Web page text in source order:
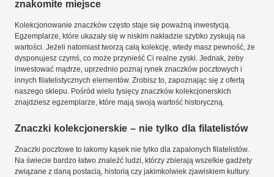
znakomite miejsce
Kolekcjonowanie znaczków często staje się poważną inwestycją.
Egzemplarze, które ukazały się w niskim nakładzie szybko zyskują na
wartości. Jeżeli natomiast tworzą całą kolekcję, wtedy masz pewność, że
dysponujesz czymś, co może przynieść Ci realne zyski. Jednak, żeby
inwestować mądrze, uprzednio poznaj rynek znaczków pocztowych i
innych filatelistycznych elementów. Zrobisz to, zapoznając się z ofertą
naszego sklepu. Pośród wielu tysięcy znaczków kolekcjonerskich
znajdziesz egzemplarze, które mają swoją wartość historyczną.
Znaczki kolekcjonerskie – nie tylko dla filatelistów
Znaczki pocztowe to łakomy kąsek nie tylko dla zapalonych filatelistów.
Na świecie bardzo łatwo znaleźć ludzi, którzy zbierają wszelkie gadżety
związane z daną postacią, historią czy jakimkolwiek zjawiskiem kultury.